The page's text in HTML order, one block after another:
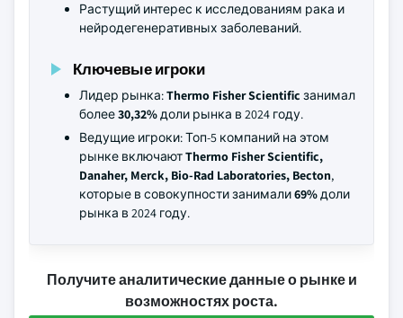
Растущий интерес к исследованиям рака и
нейродегенеративных заболеваний.
Ключевые игроки
Лидер рынка:Thermo Fisher Scientific занимал
более30,32%доли рынка в 2024 году.
Ведущие игроки: Топ-5 компаний на этом
рынке включаютThermo Fisher Scientific,
Danaher, Merck, Bio‑Rad Laboratories, Becton,
которые в совокупности занимали69%доли
рынка в 2024 году.
Получите аналитические данные о рынке и
возможностях роста.